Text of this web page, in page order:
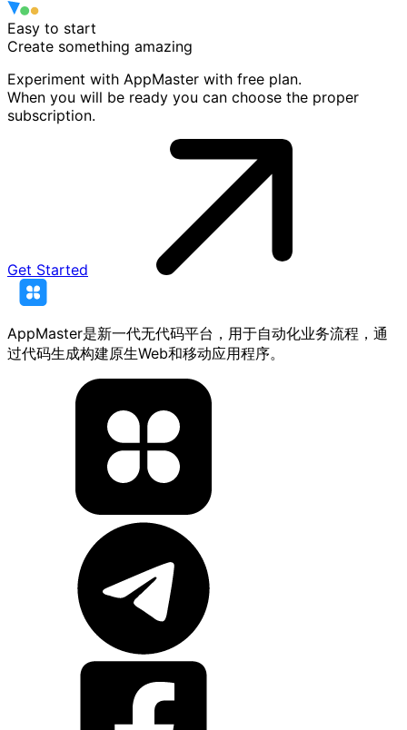
Easy to start
Create something amazing
Experiment with AppMaster with free plan.
When you will be ready you can choose the proper
subscription.
Get Started
AppMaster是新一代无代码平台，用于自动化业务流程，通
过代码生成构建原生Web和移动应用程序。